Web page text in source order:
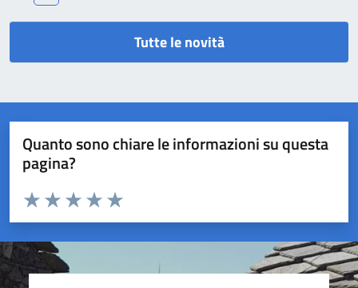
Tutte le novità
Quanto sono chiare le informazioni su questa
pagina?
Valuta da 1 a 5 stelle la pagina
Valuta 5 stelle su 5
Valuta 4 stelle su 5
Valuta 3 stelle su 5
Valuta 2 stelle su 5
Valuta 1 stelle su 5